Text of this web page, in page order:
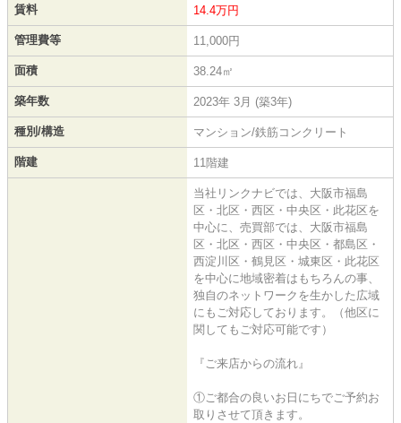
賃料 14.4万円
管理費等 11,000円
面積 38.24㎡
築年数 2023年 3月 (築3年)
種別/構造 マンション/鉄筋コンクリート
階建 11階建
当社リンクナビでは、大阪市福島
区・北区・西区・中央区・此花区を
中心に、売買部では、大阪市福島
区・北区・西区・中央区・都島区・
西淀川区・鶴見区・城東区・此花区
を中心に地域密着はもちろんの事、
独自のネットワークを生かした広域
にもご対応しております。（他区に
関してもご対応可能です）
『ご来店からの流れ』
①ご都合の良いお日にちでご予約お
取りさせて頂きます。